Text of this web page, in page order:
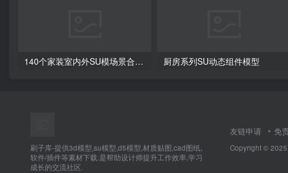
140个家装室内外SU模场景合集+无水印效果图 厨房系列SU动态组件模型
刷子库-提供3d模型,su模型,d5模型,材质贴图,cad图纸,
软件/插件等素材下载.是帮助设计师提升工作效率,学习
成长的交流社区.
友链申请 免
Copyright © 2025